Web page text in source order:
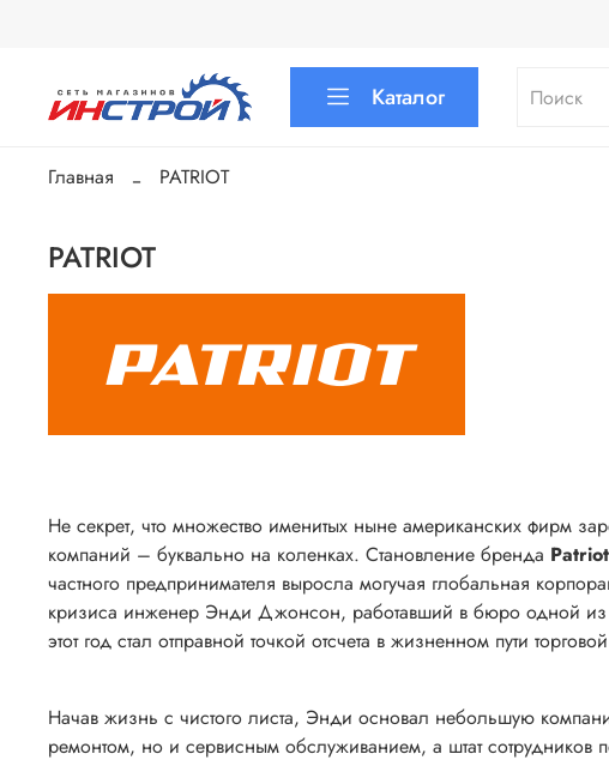
Каталог
Главная PATRIOT
PATRIOT
Не секрет, что множество именитых ныне американских фирм
компаний – буквально на коленках. Становление бренда
частного предпринимателя выросла могучая глобальная
кризиса инженер Энди Джонсон, работавший в бюро одной из
этот год стал отправной точкой отсчета в жизненном пути
Начав жизнь с чистого листа, Энди основал небольшую
ремонтом, но и сервисным обслуживанием, а штат